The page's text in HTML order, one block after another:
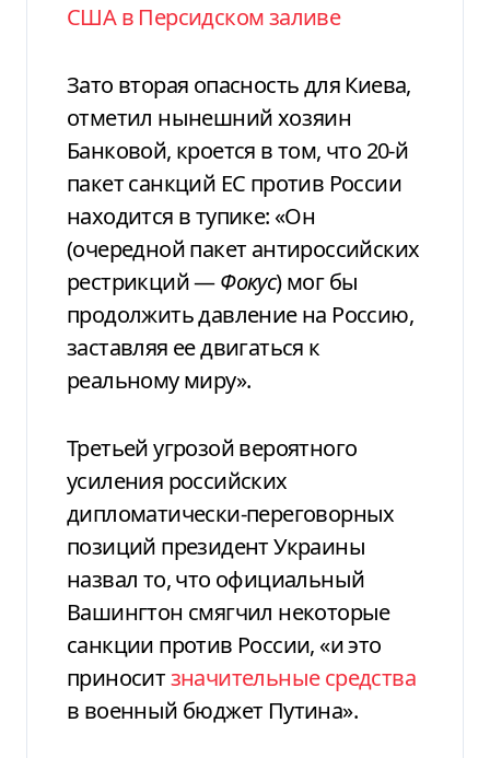
США в Персидском заливе
Зато вторая опасность для Киева,
отметил нынешний хозяин
Банковой, кроется в том, что 20-й
пакет санкций ЕС против России
находится в тупике: «Он
(очередной пакет антироссийских
рестрикций —Фокус) мог бы
продолжить давление на Россию,
заставляя ее двигаться к
реальному миру».
Третьей угрозой вероятного
усиления российских
дипломатически-переговорных
позиций президент Украины
назвал то, что официальный
Вашингтон смягчил некоторые
санкции против России, «и это
приноситзначительные средства
в военный бюджет Путина».